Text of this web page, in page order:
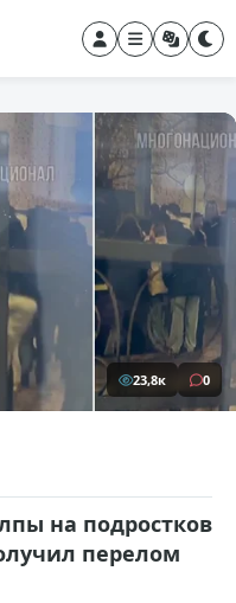
23,8к 0
на подростков
перелом